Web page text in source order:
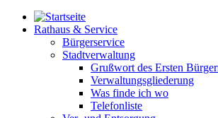
Rathaus & Service
Bürgerservice
Stadtverwaltung
Grußwort des Ersten
Verwaltungsgliederung
Was finde ich wo
Telefonliste